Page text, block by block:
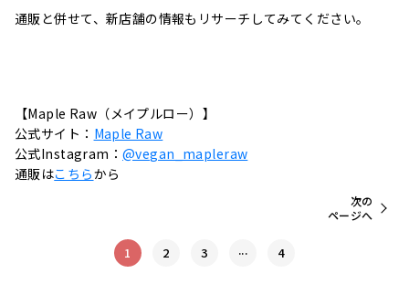
通販と併せて、新店舗の情報もリサーチしてみてください。
【Maple Raw（メイプルロー）】
公式サイト： Maple Raw
公式Instagram：@vegan_mapleraw
通販はこちらから
1 2 3 ...
次の
ページへ
4